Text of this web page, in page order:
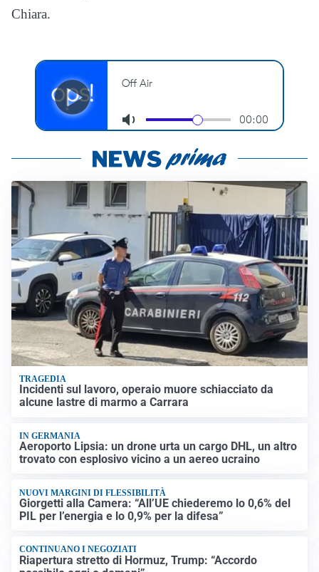
Chiara.
TRAGEDIA
Incidenti sul lavoro, operaio muore schiacciato da
alcune lastre di marmo a Carrara
IN GERMANIA
Aeroporto Lipsia: un drone urta un cargo DHL, un altro
trovato con esplosivo vicino a un aereo ucraino
NUOVI MARGINI DI FLESSIBILITÀ
Giorgetti alla Camera: “All’UE chiederemo lo 0,6% del
PIL per l’energia e lo 0,9% per la difesa”
CONTINUANO I NEGOZIATI
Riapertura stretto di Hormuz, Trump: “Accordo